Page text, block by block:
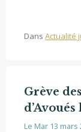
Dans Actualité
Grève
Le Mar 13 mars